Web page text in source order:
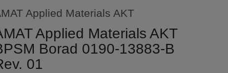
Applied Materials AKT
Applied Materials AKT
Borad 0190-13883-B
01